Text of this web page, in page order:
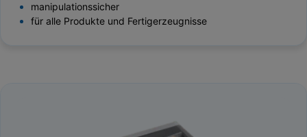
manipulationssicher
für alle Produkte und Fertigerzeugnisse